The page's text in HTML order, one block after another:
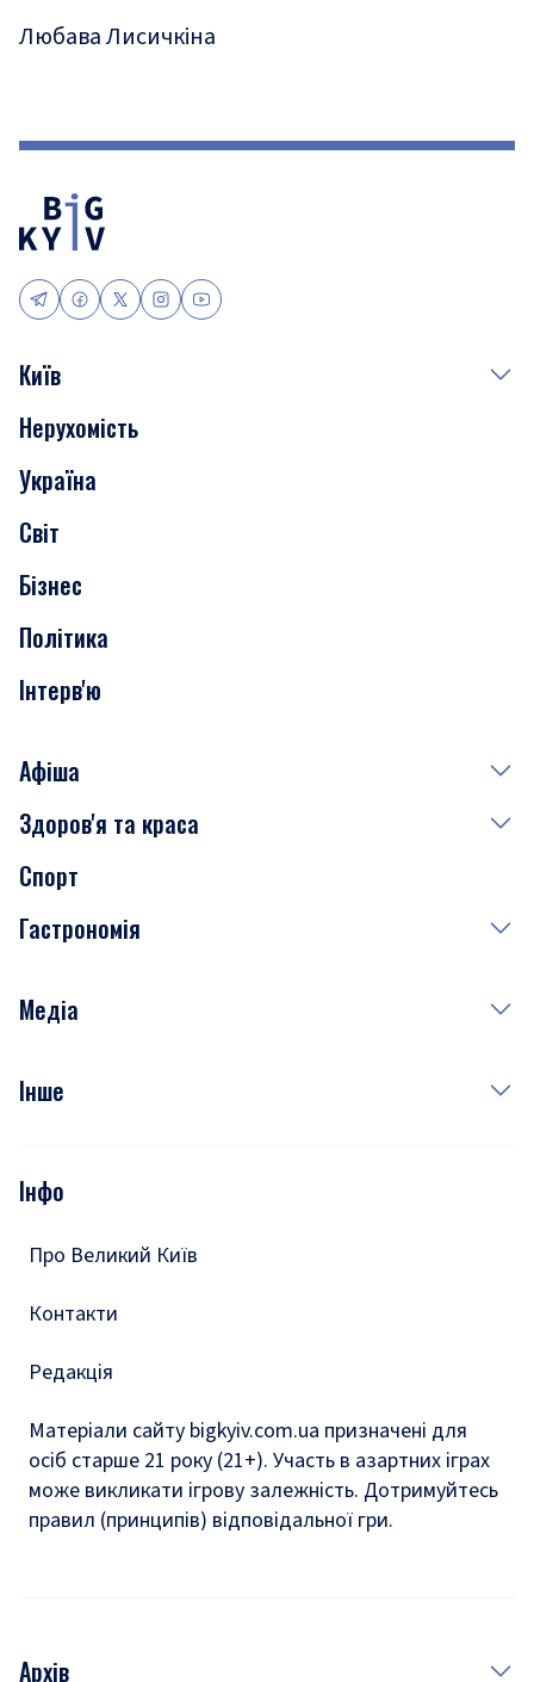
Любава Лисичкіна
Київ
Події
Скандали
Нерухомість
Транспорт
Нерухомість
Україна
Світ
Бізнес
Політика
Інтерв'ю
Афіша
Сьогодні
Завтра
Субота
Здоров'я та краса
Медицина
Краса
Спорт
Гастрономія
Рецепти
Медіа
Фото
Подкасти
Інше
Тести
Інфо
Про Великий Київ
Контакти
Редакція
Матеріали сайту bigkyiv.com.ua призначені для
осіб старше 21 року (21+). Участь в азартних іграх
може викликати ігрову залежність. Дотримуйтесь
правил (принципів) відповідальної гри.
Архів